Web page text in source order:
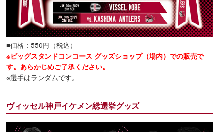
■価格：550円（税込）
※ビッグスタンドコンコース グッズショップ（場内）での販売で
す。あらかじめご了承ください。
※選手はランダムです。
ヴィッセル神戸イケメン総選挙グッズ